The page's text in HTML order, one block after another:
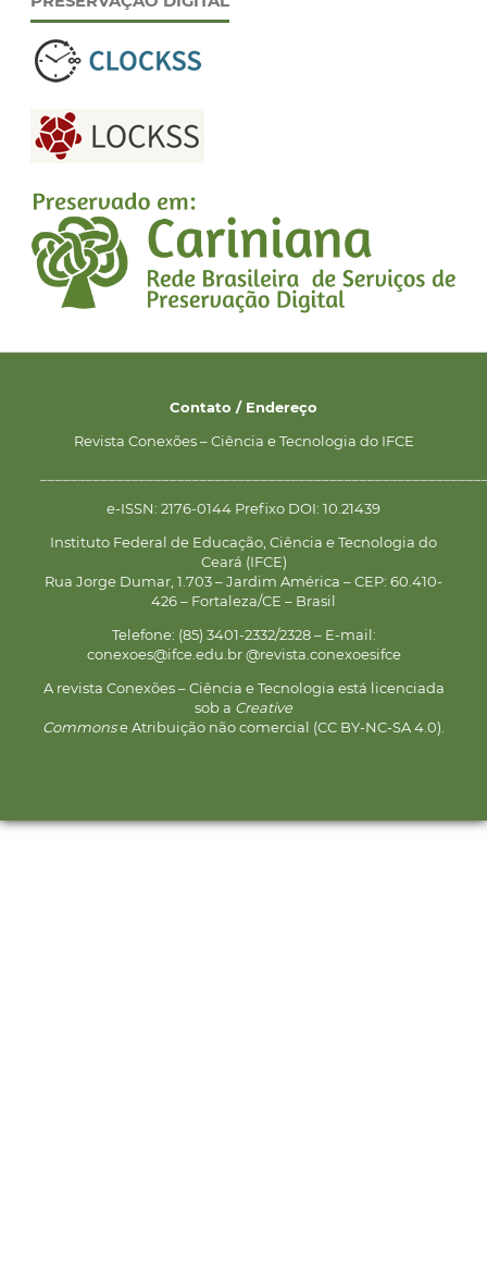
Contato / Endereço
Revista Conexões – Ciência e Tecnologia do IFCE
e-ISSN: 2176-0144 Prefixo DOI: 10.21439
Instituto Federal de Educação, Ciência e Tecnologia do
Ceará (IFCE)
Rua Jorge Dumar, 1.703 – Jardim América – CEP: 60.410-
426 – Fortaleza/CE – Brasil
Telefone: (85) 3401-2332/2328 – E-mail:
conexoes@ifce.edu.br @revista.conexoesifce
A revista Conexões – Ciência e Tecnologia está licenciada
sob a Creative
Commonse Atribuição não comercial (CC BY-NC-SA 4.0).